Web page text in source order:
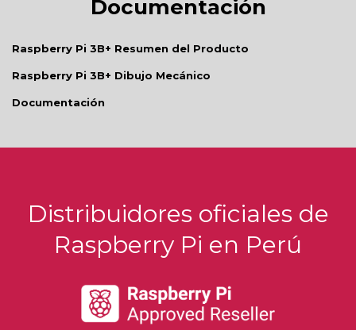
Documentación
Raspberry Pi 3B+ Resumen del Producto
Raspberry Pi 3B+ Dibujo Mecánico
Documentación
Distribuidores oficiales de
Raspberry Pi en Perú